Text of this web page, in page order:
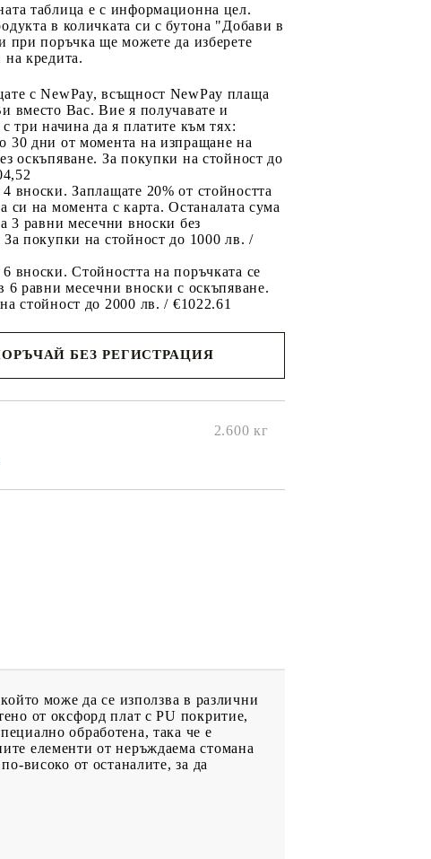
таблица е с информационна цел.
в количката си с бутона "Добави в
при поръчка ще можете да изберете
на кредита.
с NewPay, всъщност NewPay плаща
вместо Вас. Вие я получавате и
с три начина да я платите към тях:
30 дни от момента на изпращане на
оскъпяване. За покупки на стойност до
вноски. Заплащате 20% от стойността
си на момента с карта. Останалата сума
3 равни месечни вноски без
За покупки на стойност до 1000 лв. /
вноски. Стойността на поръчката се
6 равни месечни вноски с оскъпяване.
стойност до 2000 лв. / €1022.61
БЕЗ РЕГИСТРАЦИЯ
2.600 кг
може да се използва в различни
от оксфорд плат с PU покритие,
обработена, така че е
елементи от неръждаема стомана
високо от останалите, за да